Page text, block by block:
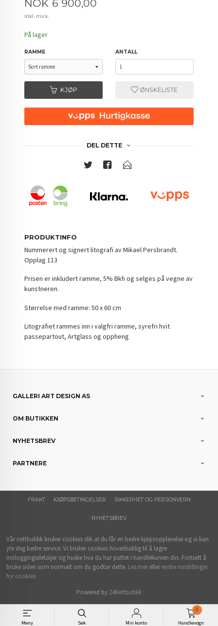
Meny Søk Min konto Handlevogn
0
Pris
NOK 6 900,00
inkl. mva.
På lager
RAMME ANTALL
KJØP ØNSKELISTE
DEL DETTE
PRODUKTINFO
Nummerert og signert litografi av Mikael Persbrandt.
Opplag 113
Prisen er inkludert ramme, 5% Bkh og selges på vegne av
kunstneren.
Størrelse med ramme: 50 x 60 cm
Litografiet rammes inn i valgfri ramme, syrefri hvit
passepartout, Artglass og oppheng
GALLERI ART DESIGN AS
OM BUTIKKEN
NYHETSBREV
PARTNERE
FRAKT KJØPSBETINGELSER SIKKERHET OG PERSONVERN
NYHETSBREV
Vår nettbutikk bruker cookies slik at du får en bedre kjøpsopplevelse og vi kan
yte deg bedre service. Vi bruker cookies hovedsaklig til å lagre
innloggingsdetaljer og huske hva du har puttet i handlekurven din. Fortsett å
bruke siden som normalt om du godtar dette. Les mer eller endre innstillinger
for cookies.
Powered by 24Nettbutikk